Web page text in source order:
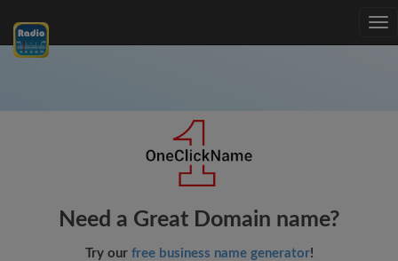
Need a Great Domain name?
Try our free business name generator!